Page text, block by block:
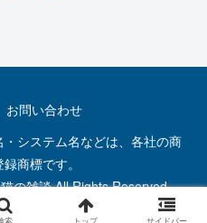
お問い合わせ
システム名などは、各社の商
商標です。
の雑談 All Rights Reserved.